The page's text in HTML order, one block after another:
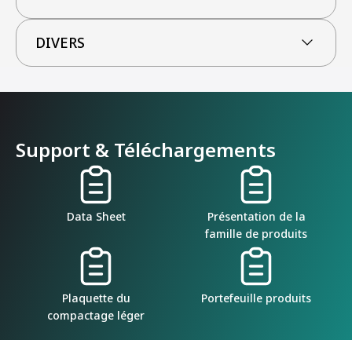
DIVERS
Support & Téléchargements
Data Sheet
Présentation de la
famille de produits
Plaquette du
compactage léger
Portefeuille produits